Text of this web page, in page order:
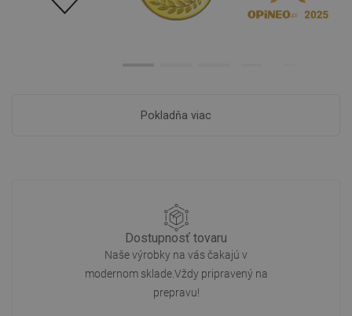
Pokladňa viac
Dostupnosť tovaru
Naše výrobky na vás čakajú v
modernom sklade.Vždy pripravený na
prepravu!